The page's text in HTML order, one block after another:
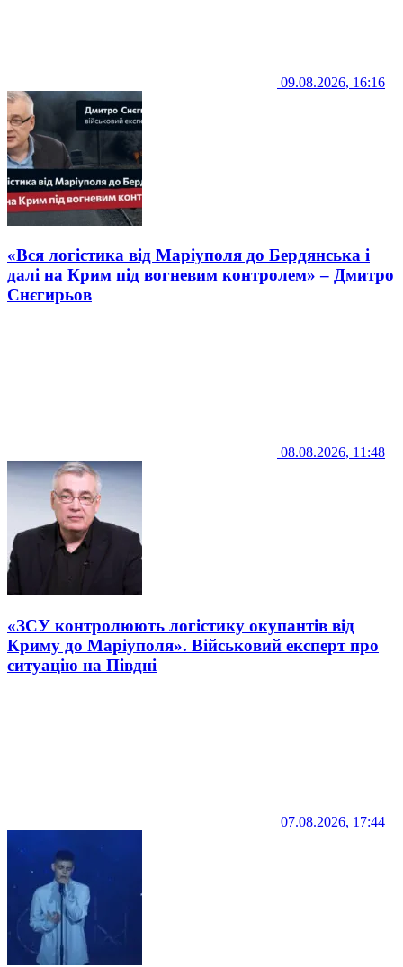
09.08.2026, 16:16
«Вся логістика від Маріуполя до Бердянська і
далі на Крим під вогневим контролем» – Дмитро
Снєгирьов
08.08.2026, 11:48
«ЗСУ контролюють логістику окупантів від
Криму до Маріуполя». Військовий експерт про
ситуацію на Півдні
07.08.2026, 17:44